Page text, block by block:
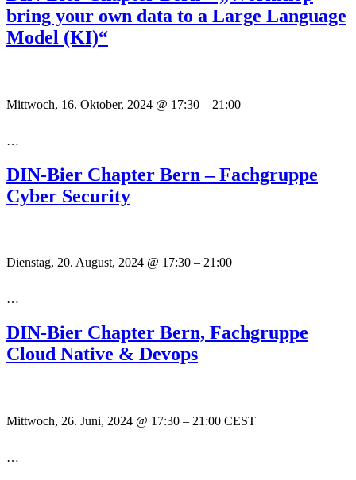
bring your own data to a Large Language
Model (KI)“
Mittwoch, 16. Oktober, 2024 @ 17:30 – 21:00
…
DIN-Bier Chapter Bern – Fachgruppe
Cyber Security
Dienstag, 20. August, 2024 @ 17:30 – 21:00
…
DIN-Bier Chapter Bern, Fachgruppe
Cloud Native & Devops
Mittwoch, 26. Juni, 2024 @ 17:30 – 21:00 CEST
…